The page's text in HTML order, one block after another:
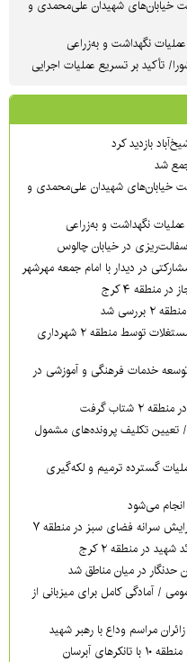
خیابان‌های شهیدان علی‌محمدی و
نگهداشت و به‌زراعی
تأکید بر تسریع عملیات اجرایی
شد
خیابان‌های شهیدان علی‌محمدی و
نگهداشت و به‌زراعی
در خیابان چالوس
شد
کسب رتبه نخست عملکرد حوزه املاک و مستغلات توسط منطقه ۲ شهرداری
رسید/توسعه خدمات فرهنگی و آموزشی در
گرفت
ادامه برگزاری جلسات تبصره ۶ در منطقه ۱/ تعیین تکلیف پرونده‌های مشمول
در منطقه ۷/ اجرای عملیات گسترده ترمیم و لکه‌گیری
سرانه فضای سبز در منطقه ۷
در منطقه ۲ کرج
عزای عمومی / آمادگی کامل برای میزبانی از
آبرسان